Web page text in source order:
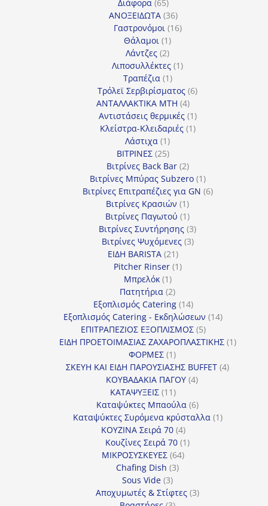
Διάφορα 65
προϊόντα
ΑΝΟΞΕΙΔΩΤΑ 3636
προϊόντα
Γαστρονόμοι 1616
Θάλαμοι 11
προϊόν
Λάντζες 22
προϊόντα
Λιποσυλλέκτες 11
Τραπέζια 11
προϊόν
Τρόλεϊ Σερβιρίσματος 66
ΑΝΤΑΛΛΑΚΤΙΚΑ MTH 44
προϊόντα
Αντιστάσεις θερμικές 11
προϊόν
Κλείστρα-Κλειδαριές 11
Λάστιχα 11
προϊόν
ΒΙΤΡΙΝΕΣ 2525
προϊόντα
Βιτρίνες Back Bar 22
προϊόντα
Βιτρίνες Mπύρας Subzero 11
προϊόν
Βιτρίνες Επιτραπέζιες για GN 66
Βιτρίνες Κρασιών 11
προϊόν
Βιτρίνες Παγωτού 11
προϊόν
Βιτρίνες Συντήρησης 33
προϊόντα
Βιτρίνες Ψυχόμενες 33
ΕΙΔΗ BARISTA 2121
προϊόντα
Pitcher Rinser 11
Μπρελόκ 11
προϊόν
Πατητήρια 22
προϊόντα
Εξοπλισμός Catering 1414
προϊόντα
Εξοπλισμός Catering - Εκδηλώσεων 1414
ΕΠΙΤΡΑΠΕΖΙΟΣ ΕΞΟΠΛΙΣΜΟΣ 55
προϊόντα
ΕΙΔΗ ΠΡΟΕΤΟΙΜΑΣΙΑΣ ΖΑΧΑΡΟΠΛΑΣΤΙΚΗΣ 11
ΦΟΡΜΕΣ 11
προϊόν
ΣΚΕΥΗ ΚΑΙ ΕΙΔΗ ΠΑΡΟΥΣΙΑΣΗΣ BUFFET 44
ΚΟΥΒΑΔΑΚΙΑ ΠΑΓΟΥ 44
ΚΑΤΑΨΥΞΕΙΣ 1111
προϊόντα
Καταψύκτες Μπαούλα 66
προϊόντα
Καταψύκτες Συρόμενα κρύσταλλα 11
ΚΟΥΖΙΝΑ Σειρά 70 44
προϊόντα
Κουζίνες Σειρά 70 11
ΜΙΚΡΟΣΥΣΚΕΥΕΣ 6464
Chafing Dish 33
Sous Vide 33
προϊόντα
Αποχυμωτές & Στίφτες 33